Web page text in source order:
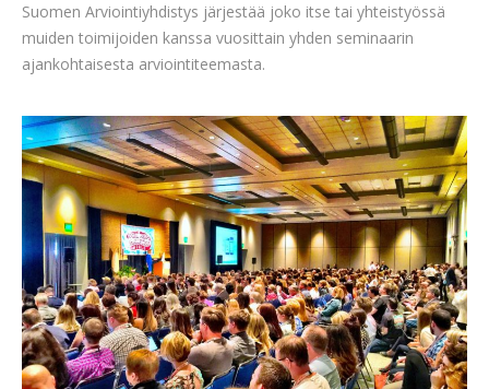
Suomen Arviointiyhdistys järjestää joko itse tai yhteistyössä
muiden toimijoiden kanssa vuosittain yhden seminaarin
ajankohtaisesta arviointiteemasta.